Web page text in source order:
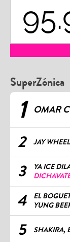
SuperZónica
1 OMAR
2 JAY
3
YA ICE
4
EL
YUNG
5 SHAKIRA,